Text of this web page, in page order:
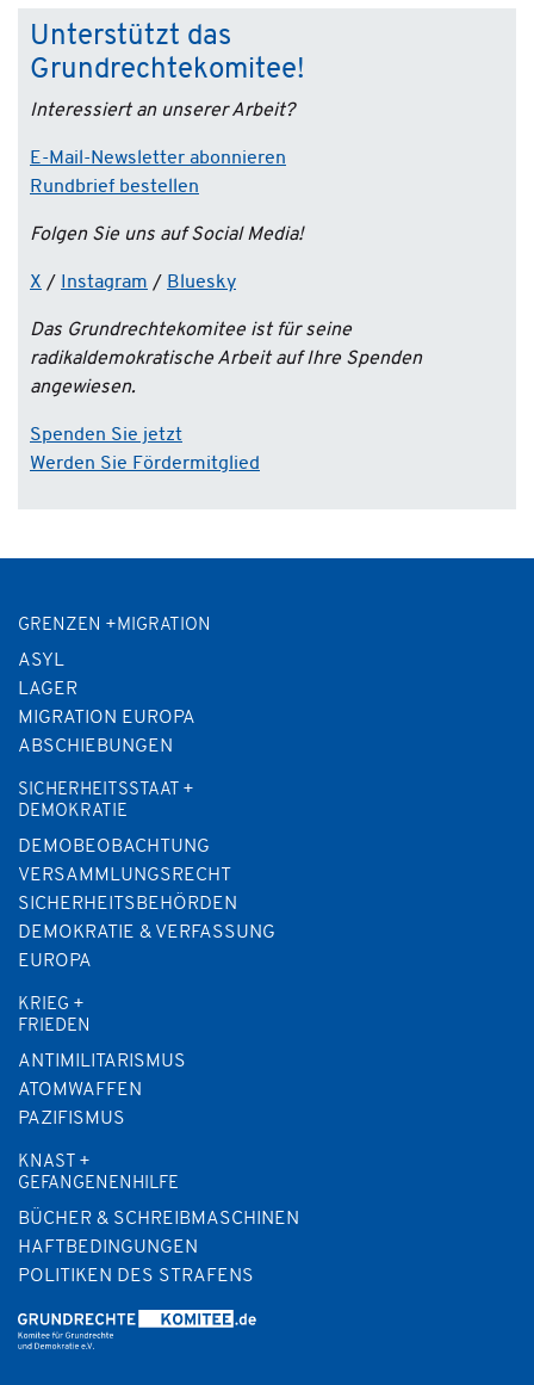
Unterstützt das
Grundrechtekomitee!
Interessiert an unserer Arbeit?
E-Mail-Newsletter abonnieren
Rundbrief bestellen
Folgen Sie uns auf Social Media!
X / Instagram / Bluesky
Das Grundrechtekomitee ist für seine
radikaldemokratische Arbeit auf Ihre Spenden
angewiesen.
Spenden Sie jetzt
Werden Sie Fördermitglied
GRENZEN +MIGRATION
ASYL
LAGER
MIGRATION EUROPA
ABSCHIEBUNGEN
SICHERHEITSSTAAT +
DEMOKRATIE
DEMOBEOBACHTUNG
VERSAMMLUNGSRECHT
SICHERHEITSBEHÖRDEN
DEMOKRATIE & VERFASSUNG
EUROPA
KRIEG +
FRIEDEN
ANTIMILITARISMUS
ATOMWAFFEN
PAZIFISMUS
KNAST +
GEFANGENENHILFE
BÜCHER & SCHREIBMASCHINEN
HAFTBEDINGUNGEN
POLITIKEN DES STRAFENS